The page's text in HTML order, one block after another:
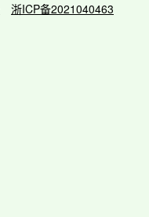
浙ICP备2021040463